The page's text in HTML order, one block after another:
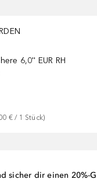
6,0'' EUR RH
€ / 1 Stück)
sicher dir einen 20%-